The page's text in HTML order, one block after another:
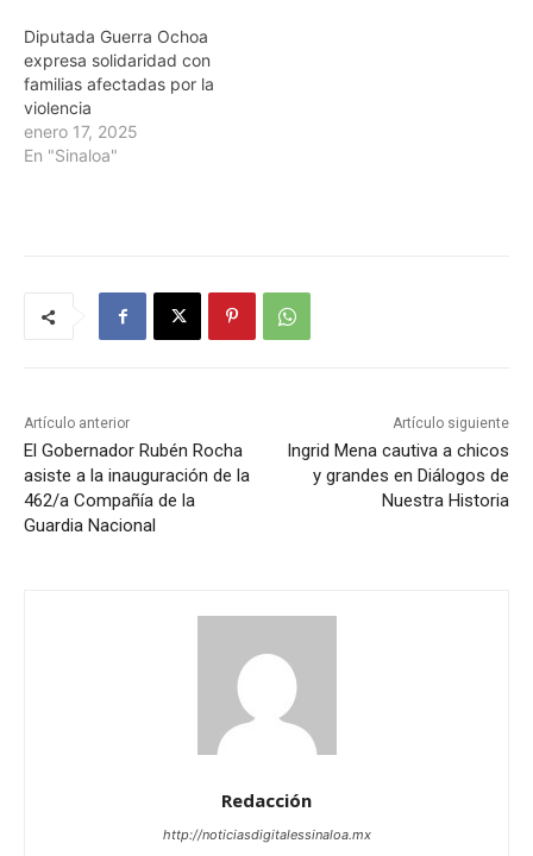
Diputada Guerra Ochoa
expresa solidaridad con
familias afectadas por la
violencia
enero 17, 2025
En "Sinaloa"
Artículo anterior
El Gobernador Rubén Rocha
asiste a la inauguración de la
462/a Compañía de la
Guardia Nacional
Artículo siguiente
Ingrid Mena cautiva a chicos
y grandes en Diálogos de
Nuestra Historia
Redacción
http://noticiasdigitalessinaloa.mx